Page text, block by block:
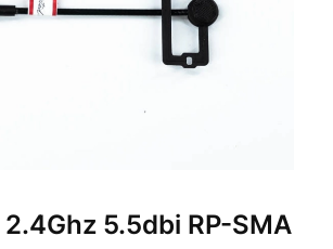
5.5dbi RP-SMA